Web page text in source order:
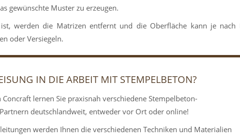
gewünschte Muster zu erzeugen.
werden die Matrizen entfernt und die Oberfläche kann je nach
oder Versiegeln.
IN DIE ARBEIT MIT STEMPELBETON?
lernen Sie praxisnah verschiedene Stempelbeton-
deutschlandweit, entweder vor Ort oder online!
werden Ihnen die verschiedenen Techniken und Materialien